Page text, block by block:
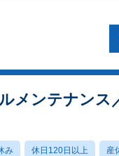
メンテナン
み 休日120日以上 産